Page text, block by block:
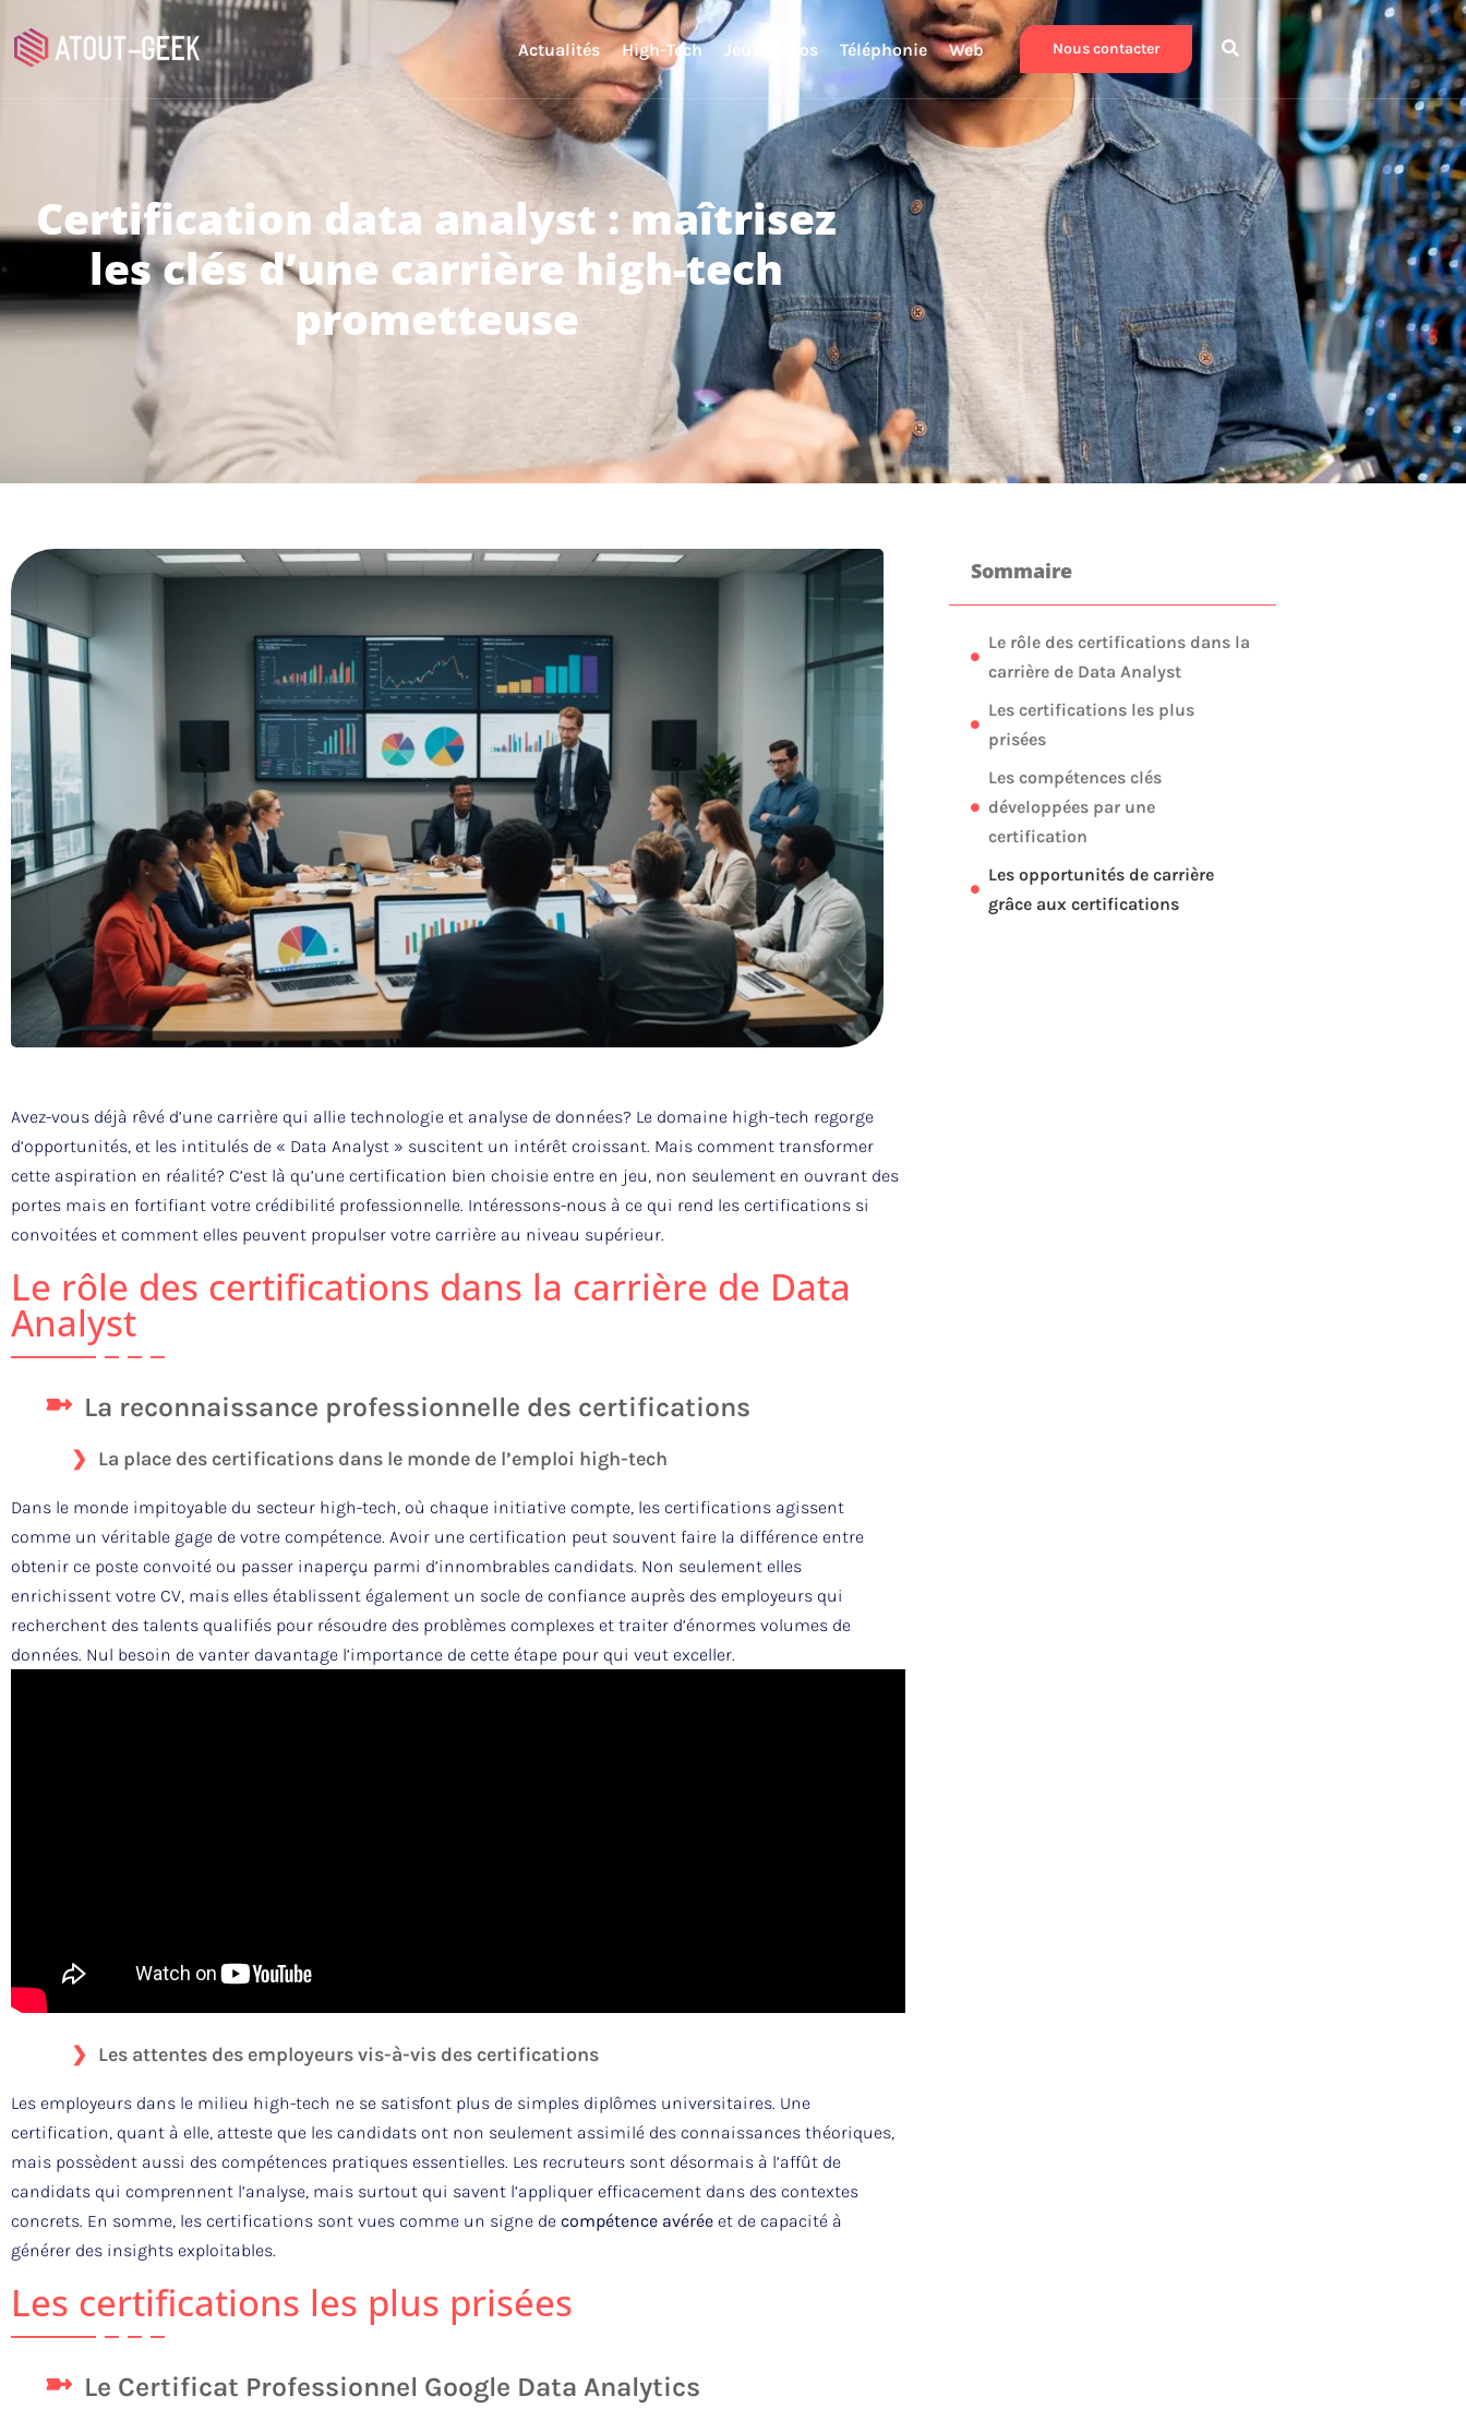
Actualités High-Tech Jeux vidéos Téléphonie Web Nous contacter
Certification data analyst : maîtrisez
les clés d’une carrière high-tech
prometteuse
Avez-vous déjà rêvé d’une carrière qui allie technologie et analyse de données? Le domaine high-tech regorge
d’opportunités, et les intitulés de « Data Analyst » suscitent un intérêt croissant. Mais comment transformer
cette aspiration en réalité? C’est là qu’une certification bien choisie entre en jeu, non seulement en ouvrant des
portes mais en fortifiant votre crédibilité professionnelle. Intéressons-nous à ce qui rend les certifications si
convoitées et comment elles peuvent propulser votre carrière au niveau supérieur.
Le rôle des certifications dans la carrière de Data
Analyst
La reconnaissance professionnelle des certifications
La place des certifications dans le monde de l’emploi high-tech
Dans le monde impitoyable du secteur high-tech, où chaque initiative compte, les certifications agissent
comme un véritable gage de votre compétence. Avoir une certification peut souvent faire la différence entre
obtenir ce poste convoité ou passer inaperçu parmi d’innombrables candidats. Non seulement elles
enrichissent votre CV, mais elles établissent également un socle de confiance auprès des employeurs qui
recherchent des talents qualifiés pour résoudre des problèmes complexes et traiter d’énormes volumes de
données. Nul besoin de vanter davantage l’importance de cette étape pour qui veut exceller.
Les attentes des employeurs vis-à-vis des certifications
Les employeurs dans le milieu high-tech ne se satisfont plus de simples diplômes universitaires. Une
certification, quant à elle, atteste que les candidats ont non seulement assimilé des connaissances théoriques,
mais possèdent aussi des compétences pratiques essentielles. Les recruteurs sont désormais à l’affût de
candidats qui comprennent l’analyse, mais surtout qui savent l’appliquer efficacement dans des contextes
concrets. En somme, les certifications sont vues comme un signe de compétence avérée et de capacité à
générer des insights exploitables.
Les certifications les plus prisées
Le Certificat Professionnel Google Data Analytics
Sommaire
Le rôle des certifications dans la
carrière de Data Analyst
Les certifications les plus
prisées
Les compétences clés
développées par une
certification
Les opportunités de carrière
grâce aux certifications